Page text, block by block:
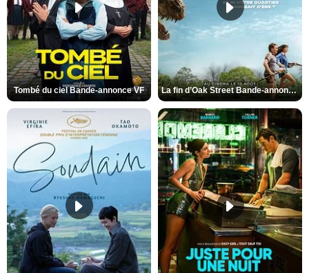
Tombé du ciel Bande-annonce VF La fin d’Oak Street Bande-annonce VO STFR